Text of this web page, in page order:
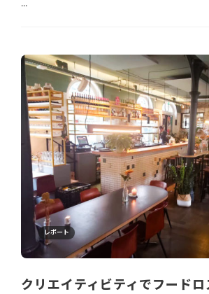
...
レポート
クリエイティビティでフード